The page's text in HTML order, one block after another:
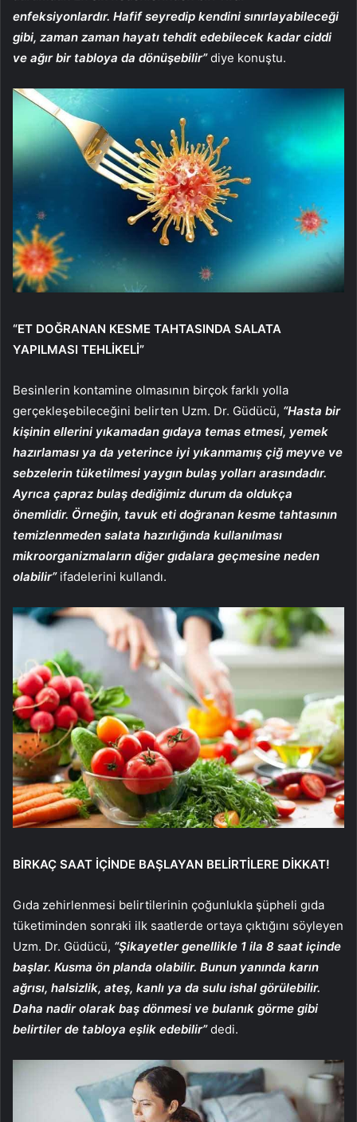
enfeksiyonlardır. Hafif seyredip kendini sınırlayabileceği
gibi, zaman zaman hayatı tehdit edebilecek kadar ciddi
ve ağır bir tabloya da dönüşebilir”diye konuştu.
“ET DOĞRANAN KESME TAHTASINDA SALATA
YAPILMASI TEHLİKELİ”
Besinlerin kontamine olmasının birçok farklı yolla
gerçekleşebileceğini belirten Uzm. Dr. Güdücü, “Hasta bir
kişinin ellerini yıkamadan gıdaya temas etmesi, yemek
hazırlaması ya da yeterince iyi yıkanmamış çiğ meyve ve
sebzelerin tüketilmesi yaygın bulaş yolları arasındadır.
Ayrıca çapraz bulaş dediğimiz durum da oldukça
önemlidir. Örneğin, tavuk eti doğranan kesme tahtasının
temizlenmeden salata hazırlığında kullanılması
mikroorganizmaların diğer gıdalara geçmesine neden
olabilir”ifadelerini kullandı.
BİRKAÇ SAAT İÇİNDE BAŞLAYAN BELİRTİLERE DİKKAT!
Gıda zehirlenmesi belirtilerinin çoğunlukla şüpheli gıda
tüketiminden sonraki ilk saatlerde ortaya çıktığını söyleyen
Uzm. Dr. Güdücü, “Şikayetler genellikle 1 ila 8 saat içinde
başlar. Kusma ön planda olabilir. Bunun yanında karın
ağrısı, halsizlik, ateş, kanlı ya da sulu ishal görülebilir.
Daha nadir olarak baş dönmesi ve bulanık görme gibi
belirtiler de tabloya eşlik edebilir”dedi.